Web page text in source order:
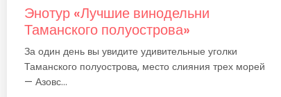
Энотур «Лучшие винодельни
Таманского полуострова»
За один день вы увидите удивительные уголки
Таманского полуострова, место слияния трех морей
— Азовс...